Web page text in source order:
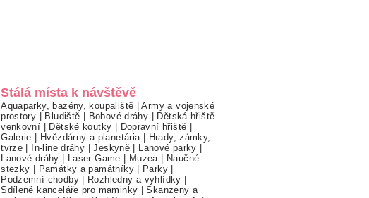
Stálá místa k návštěvě
Aquaparky, bazény, koupaliště |Army a vojenské
prostory
Bludiště Bobové dráhy
Dětská hřiště
venkovní
Dětské koutky Dopravní hřiště
Galerie
Hvězdárny a planetária|
Hrady, zámky,
tvrze
In-line dráhy |Jeskyně Lanové parky
Lanové dráhy
Laser Game Muzea|
Naučné
stezky
Památky a památníky| Parky
Podzemní chodby| Rozhledny a vyhlídky
Sdílené kanceláře pro maminky |Skanzeny a